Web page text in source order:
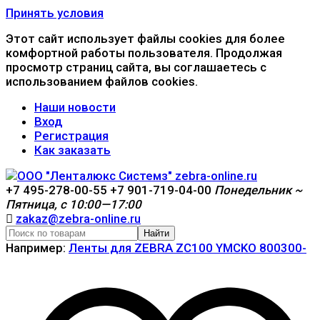
Принять условия
Этот сайт использует файлы cookies для более
комфортной работы пользователя. Продолжая
просмотр страниц сайта, вы соглашаетесь с
использованием файлов cookies.
Наши новости
Вход
Регистрация
Как заказать
+7 495-278-00-55 +7 901-719-04-00 Понедельник ~
Пятница, с 10:00—17:00
zakaz@zebra-online.ru
Найти
Например: Ленты для ZEBRA ZC100 YMCKO 800300-